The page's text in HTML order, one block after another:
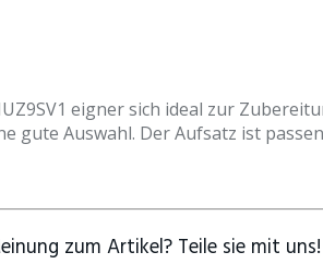
eigner sich ideal zur
gute Auswahl. Der Aufsatz ist
zum Artikel? Teile sie mit uns!